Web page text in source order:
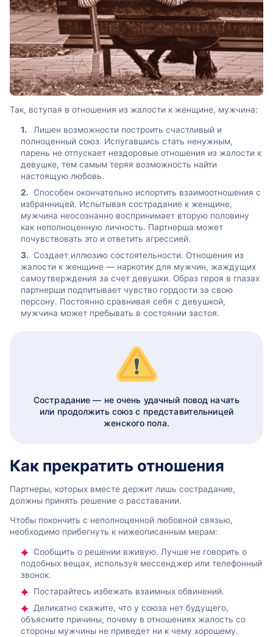
Так, вступая в отношения из жалости к женщине, мужчина:
Лишен возможности построить счастливый и
полноценный союз. Испугавшись стать ненужным,
парень не отпускает нездоровые отношения из жалости к
девушке, тем самым теряя возможность найти
настоящую любовь.
Способен окончательно испортить взаимоотношения с
избранницей. Испытывая сострадание к женщине,
мужчина неосознанно воспринимает вторую половину
как неполноценную личность. Партнерша может
почувствовать это и ответить агрессией.
Создает иллюзию состоятельности. Отношения из
жалости к женщине — наркотик для мужчин, жаждущих
самоутверждения за счет девушки. Образ героя в глазах
партнерши подпитывает чувство гордости за свою
персону. Постоянно сравнивая себя с девушкой,
мужчина может пребывать в состоянии застоя.
Сострадание — не очень удачный повод начать
или продолжить союз с представительницей
женского пола.
Как прекратить отношения
Партнеры, которых вместе держит лишь сострадание,
должны принять решение о расставании.
Чтобы покончить с неполноценной любовной связью,
необходимо прибегнуть к нижеописанным мерам:
Сообщить о решении вживую. Лучше не говорить о
подобных вещах, используя мессенджер или телефонный
звонок.
Постарайтесь избежать взаимных обвинений.
Деликатно скажите, что у союза нет будущего,
объясните причины, почему в отношениях жалость со
стороны мужчины не приведет ни к чему хорошему.